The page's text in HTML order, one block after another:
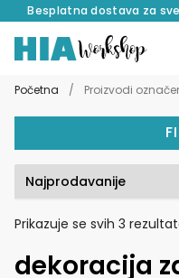
Besplatna dostava za sve
na
do
Početna / Proizvodi
Prikazuje se svih 3
dekoracija